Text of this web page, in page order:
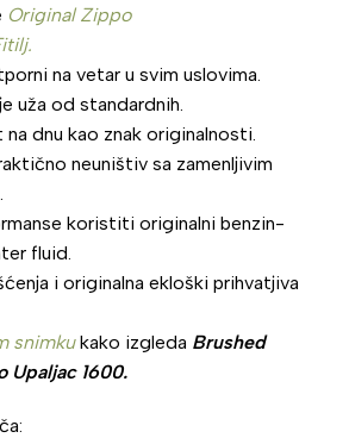
Original Zippo
na vetar u svim uslovima.
uža od standardnih.
dnu kao znak originalnosti.
neuništiv sa zamenljivim
koristiti originalni benzin-
fluid.
i originalna ekloški prihvatjiva
snimkukako izgleda Brushed
Upaljac 1600.